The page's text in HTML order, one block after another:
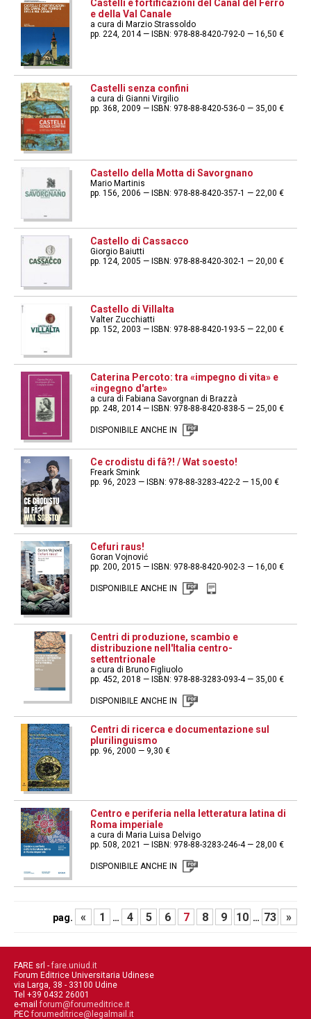
Castelli e fortificazioni del Canal del Ferro
e della Val Canale
a cura di Marzio Strassoldo
pp. 224, 2014 — ISBN: 978-88-8420-792-0 — 16,50 €
Castelli senza confini
a cura di Gianni Virgilio
pp. 368, 2009 — ISBN: 978-88-8420-536-0 — 35,00 €
Castello della Motta di Savorgnano
Mario Martinis
pp. 156, 2006 — ISBN: 978-88-8420-357-1 — 22,00 €
Castello di Cassacco
Giorgio Baiutti
pp. 124, 2005 — ISBN: 978-88-8420-302-1 — 20,00 €
Castello di Villalta
Valter Zucchiatti
pp. 152, 2003 — ISBN: 978-88-8420-193-5 — 22,00 €
Caterina Percoto: tra «impegno di vita» e
«ingegno d'arte»
a cura di Fabiana Savorgnan di Brazzà
pp. 248, 2014 — ISBN: 978-88-8420-838-5 — 25,00 €
DISPONIBILE ANCHE IN
Ce crodistu di fâ?! / Wat soesto!
Freark Smink
pp. 96, 2023 — ISBN: 978-88-3283-422-2 — 15,00 €
Cefuri raus!
Goran Vojnović
pp. 200, 2015 — ISBN: 978-88-8420-902-3 — 16,00 €
DISPONIBILE ANCHE IN
Centri di produzione, scambio e
distribuzione nell'Italia centro-
settentrionale
a cura di Bruno Figliuolo
pp. 452, 2018 — ISBN: 978-88-3283-093-4 — 35,00 €
DISPONIBILE ANCHE IN
Centri di ricerca e documentazione sul
plurilinguismo
pp. 96, 2000 — 9,30 €
Centro e periferia nella letteratura latina di
Roma imperiale
a cura di Maria Luisa Delvigo
pp. 508, 2021 — ISBN: 978-88-3283-246-4 — 28,00 €
DISPONIBILE ANCHE IN
pag. « 1 … 4 5 6 7 8 9 10 … 73 »
FARE srl - fare.uniud.it
Forum Editrice Universitaria Udinese
via Larga, 38 - 33100 Udine
Tel +39 0432 26001
e-mail forum@forumeditrice.it
PEC forumeditrice@legalmail.it